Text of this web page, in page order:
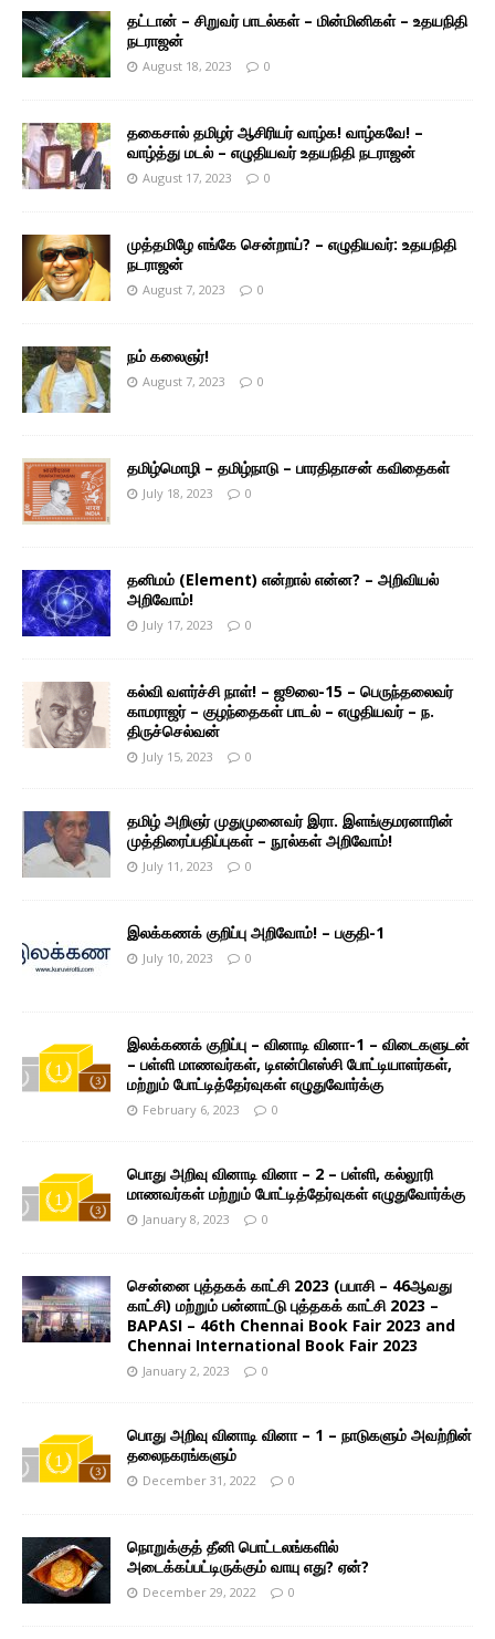
தட்டான் – சிறுவர் பாடல்கள் – மின்மினிகள் – உதயநிதி
நடராஜன்
August 18, 2023 0
தகைசால் தமிழர் ஆசிரியர் வாழ்க! வாழ்கவே! –
வாழ்த்து மடல் – எழுதியவர் உதயநிதி நடராஜன்
August 17, 2023 0
முத்தமிழே எங்கே சென்றாய்? – எழுதியவர்: உதயநிதி
நடராஜன்
August 7, 2023 0
நம் கலைஞர்!
August 7, 2023 0
தமிழ்மொழி – தமிழ்நாடு – பாரதிதாசன் கவிதைகள்
July 18, 2023 0
தனிமம் (Element) என்றால் என்ன? – அறிவியல்
அறிவோம்!
July 17, 2023 0
கல்வி வளர்ச்சி நாள்! – ஜூலை-15 – பெருந்தலைவர்
காமராஜர் – குழந்தைகள் பாடல் – எழுதியவர் – ந.
திருச்செல்வன்
July 15, 2023 0
தமிழ் அறிஞர் முதுமுனைவர் இரா. இளங்குமரனாரின்
முத்திரைப்பதிப்புகள் – நூல்கள் அறிவோம்!
July 11, 2023 0
இலக்கணக் குறிப்பு அறிவோம்! – பகுதி-1
July 10, 2023 0
இலக்கணக் குறிப்பு – வினாடி வினா-1 – விடைகளுடன்
– பள்ளி மாணவர்கள், டிஎன்பிஎஸ்சி போட்டியாளர்கள்,
மற்றும் போட்டித்தேர்வுகள் எழுதுவோர்க்கு
February 6, 2023 0
பொது அறிவு வினாடி வினா – 2 – பள்ளி, கல்லூரி
மாணவர்கள் மற்றும் போட்டித்தேர்வுகள் எழுதுவோர்க்கு
January 8, 2023 0
சென்னை புத்தகக் காட்சி 2023 (பபாசி – 46ஆவது
காட்சி) மற்றும் பன்னாட்டு புத்தகக் காட்சி 2023 –
BAPASI – 46th Chennai Book Fair 2023 and
Chennai International Book Fair 2023
January 2, 2023 0
பொது அறிவு வினாடி வினா – 1 – நாடுகளும் அவற்றின்
தலைநகரங்களும்
December 31, 2022 0
நொறுக்குத் தீனி பொட்டலங்களில்
அடைக்கப்பட்டிருக்கும் வாயு எது? ஏன்?
December 29, 2022 0